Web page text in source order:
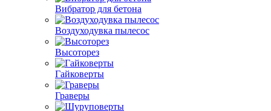
Вибратор для бетона
Воздуходувка пылесос
Высоторез
Гайковерты
Граверы